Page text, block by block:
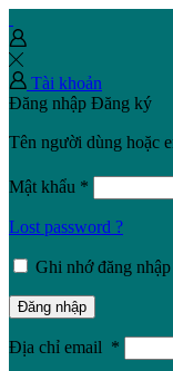
Tài khoản
Đăng nhập Đăng ký
Tên người dùng hoặc
Mật khẩu *
Lost password ?
Ghi nhớ đăng nhập
Đăng nhập
Địa chỉ email *